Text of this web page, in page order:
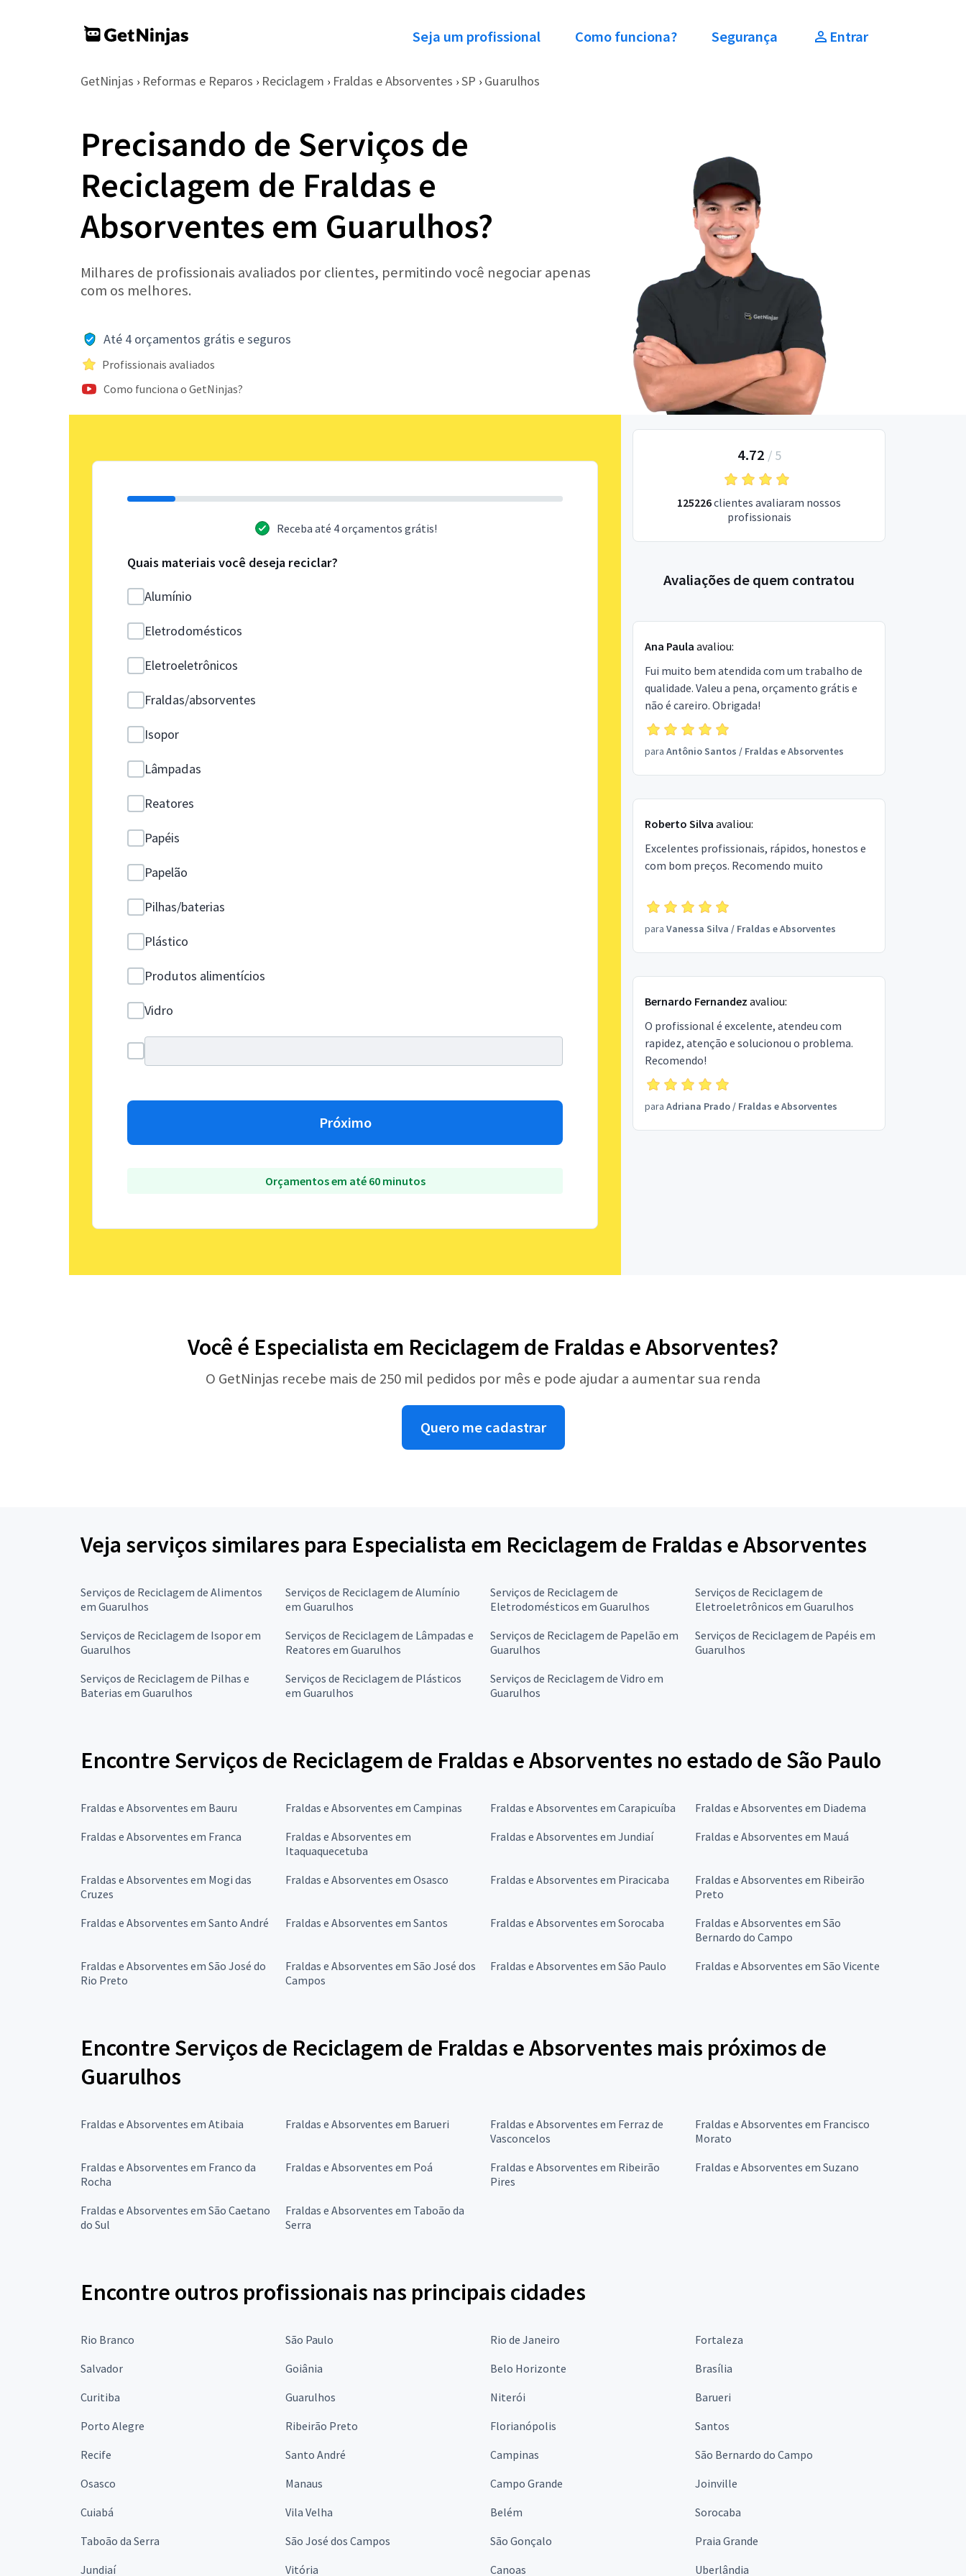
Seja um profissional Como funciona? Segurança Entrar
GetNinjas › Reformas e Reparos › Reciclagem › Fraldas e Absorventes › SP › Guarulhos
Precisando de Serviços de
Reciclagem de Fraldas e
Absorventes em Guarulhos?
Milhares de profissionais avaliados por clientes, permitindo você negociar apenas
com os melhores.
Até 4 orçamentos grátis e seguros
Profissionais avaliados
Como funciona o GetNinjas?
Receba até 4 orçamentos grátis!
Quais materiais você deseja reciclar?
Alumínio
Eletrodomésticos
Eletroeletrônicos
Fraldas/absorventes
Isopor
Lâmpadas
Reatores
Papéis
Papelão
Pilhas/baterias
Plástico
Produtos alimentícios
Vidro
Próximo
Orçamentos em até 60 minutos
4.72 / 5
125226clientes avaliaram nossos
profissionais
Avaliações de quem contratou
Ana Paula avaliou:
Fui muito bem atendida com um trabalho de
qualidade. Valeu a pena, orçamento grátis e
não é careiro. Obrigada!
para Antônio Santos / Fraldas e Absorventes
Roberto Silva avaliou:
Excelentes profissionais, rápidos, honestos e
com bom preços. Recomendo muito
para Vanessa Silva / Fraldas e Absorventes
Bernardo Fernandez avaliou:
O profissional é excelente, atendeu com
rapidez, atenção e solucionou o problema.
Recomendo!
para Adriana Prado/ Fraldas e Absorventes
Você é Especialista em Reciclagem de Fraldas e Absorventes?
O GetNinjas recebe mais de 250 mil pedidos por mês e pode ajudar a aumentar sua renda
Quero me cadastrar
Veja serviços similares para Especialista em Reciclagem de Fraldas e Absorventes
Serviços de Reciclagem de Alimentos
em Guarulhos
Serviços de Reciclagem de Alumínio
em Guarulhos
Serviços de Reciclagem de
Eletrodomésticos em Guarulhos
Serviços de Reciclagem de
Eletroeletrônicos em Guarulhos
Serviços de Reciclagem de Isopor em
Guarulhos
Serviços de Reciclagem de Lâmpadas e
Reatores em Guarulhos
Serviços de Reciclagem de Papelão em
Guarulhos
Serviços de Reciclagem de Papéis em
Guarulhos
Serviços de Reciclagem de Pilhas e
Baterias em Guarulhos
Serviços de Reciclagem de Plásticos
em Guarulhos
Serviços de Reciclagem de Vidro em
Guarulhos
Encontre Serviços de Reciclagem de Fraldas e Absorventes no estado de São Paulo
Fraldas e Absorventes em Bauru Fraldas e Absorventes em Campinas Fraldas e Absorventes em Carapicuíba
Fraldas e Absorventes em Diadema
Fraldas e Absorventes em Franca
Fraldas e Absorventes em
Itaquaquecetuba
Fraldas e Absorventes em Jundiaí Fraldas e Absorventes em Mauá
Fraldas e Absorventes em Mogi das
Cruzes
Fraldas e Absorventes em Osasco Fraldas e Absorventes em Piracicaba
Fraldas e Absorventes em Ribeirão
Preto
Fraldas e Absorventes em Santo André
Fraldas e Absorventes em Santos Fraldas e Absorventes em Sorocaba
Fraldas e Absorventes em São
Bernardo do Campo
Fraldas e Absorventes em São José do
Rio Preto
Fraldas e Absorventes em São José dos
Campos
Fraldas e Absorventes em São Paulo Fraldas e Absorventes em São Vicente
Encontre Serviços de Reciclagem de Fraldas e Absorventes mais próximos de
Guarulhos
Fraldas e Absorventes em Atibaia Fraldas e Absorventes em Barueri
Fraldas e Absorventes em Ferraz de
Vasconcelos
Fraldas e Absorventes em Francisco
Morato
Fraldas e Absorventes em Franco da
Rocha
Fraldas e Absorventes em Poá
Fraldas e Absorventes em Ribeirão
Pires
Fraldas e Absorventes em Suzano
Fraldas e Absorventes em São Caetano
do Sul
Fraldas e Absorventes em Taboão da
Serra
Encontre outros profissionais nas principais cidades
Rio Branco São Paulo Rio de Janeiro
Fortaleza
Salvador
Goiânia Belo Horizonte
Brasília
Curitiba
Guarulhos Niterói
Barueri
Porto Alegre
Ribeirão Preto Florianópolis
Santos
Recife
Santo André Campinas
São Bernardo do Campo
Osasco
Manaus Campo Grande
Joinville
Cuiabá
Vila Velha Belém
Sorocaba
Taboão da Serra
São José dos Campos São Gonçalo
Praia Grande
Jundiaí
Vitória Canoas Uberlândia